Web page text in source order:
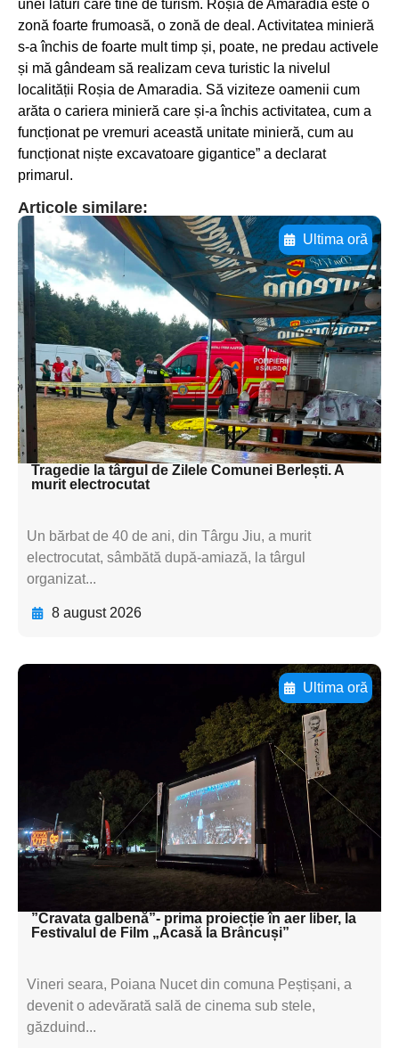
unei laturi care tine de turism. Roșia de Amaradia este o
zonă foarte frumoasă, o zonă de deal. Activitatea minieră
s-a închis de foarte mult timp și, poate, ne predau activele
și mă gândeam să realizam ceva turistic la nivelul
localității Roșia de Amaradia. Să viziteze oamenii cum
arăta o cariera minieră care și-a închis activitatea, cum a
funcționat pe vremuri această unitate minieră, cum au
funcționat niște excavatoare gigantice” a declarat
primarul.
Articole similare:
Ultima oră
Adaugă aici textul pentru
subtitluAdaugă aici
textul pentru
subtitluAdaugă aici
textul pentru
subtitluAdaugă aici
textul pentru subti
Tragedie la târgul de Zilele Comunei Berlești. A
murit electrocutat
Un bărbat de 40 de ani, din Târgu Jiu, a murit
electrocutat, sâmbătă după-amiază, la târgul
organizat...
8 august 2026
Ultima oră
Adaugă aici textul pentru
subtitluAdaugă aici
textul pentru
subtitluAdaugă aici
textul pentru
subtitluAdaugă aici
textul pentru subti
”Cravata galbenă”- prima proiecție în aer liber, la
Festivalul de Film „Acasă la Brâncuși”
Vineri seara, Poiana Nucet din comuna Peștișani, a
devenit o adevărată sală de cinema sub stele,
găzduind...